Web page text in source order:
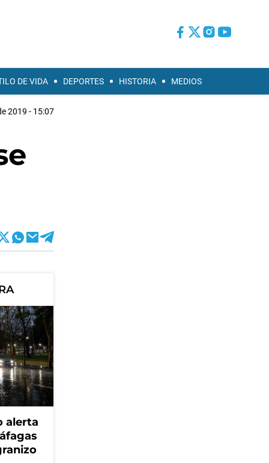
DE VIDA DEPORTES HISTORIA MEDIOS
2019 - 15:07
alerta